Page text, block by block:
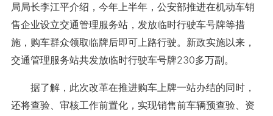
局局长李江平介绍，今年上半年，公安部推进在机动车销
售企业设立交通管理服务站，发放临时行驶车号牌等措
施，购车群众领取临牌后即可上路行驶。新政实施以来，
交通管理服务站共发放临时行驶车号牌230多万副。
据了解，此次改革在推进购车上牌一站办结的同时，
还将查验、审核工作前置化，实现销售前车辆预查验、资